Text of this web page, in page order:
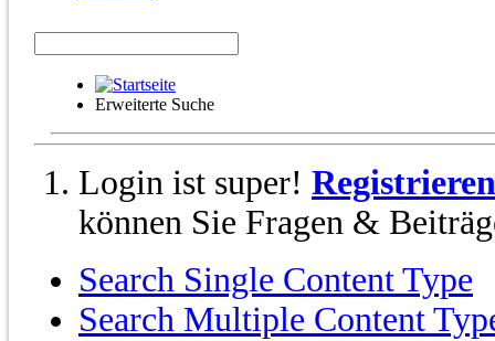
Erweiterte Suche
Login ist super! Registrieren
können Sie Fragen &
Search Single Content Type
Search Multiple Content